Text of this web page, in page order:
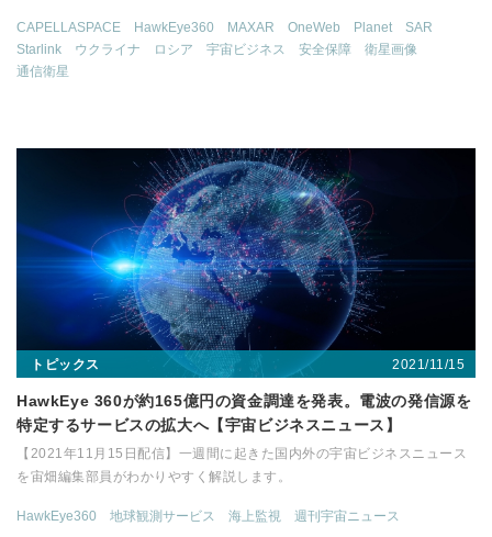
CAPELLASPACE HawkEye360 MAXAR OneWeb Planet
SAR
Starlink
ウクライナ ロシア 宇宙ビジネス 安全保障
衛星画像
通信衛星
トピックス 2021/11/15
HawkEye 360が約165億円の資金調達を発表。電波の発信源を
特定するサービスの拡大へ【宇宙ビジネスニュース】
【2021年11月15日配信】一週間に起きた国内外の宇宙ビジネスニュース
を宙畑編集部員がわかりやすく解説します。
HawkEye360 地球観測サービス 海上監視 週刊宇宙ニュース